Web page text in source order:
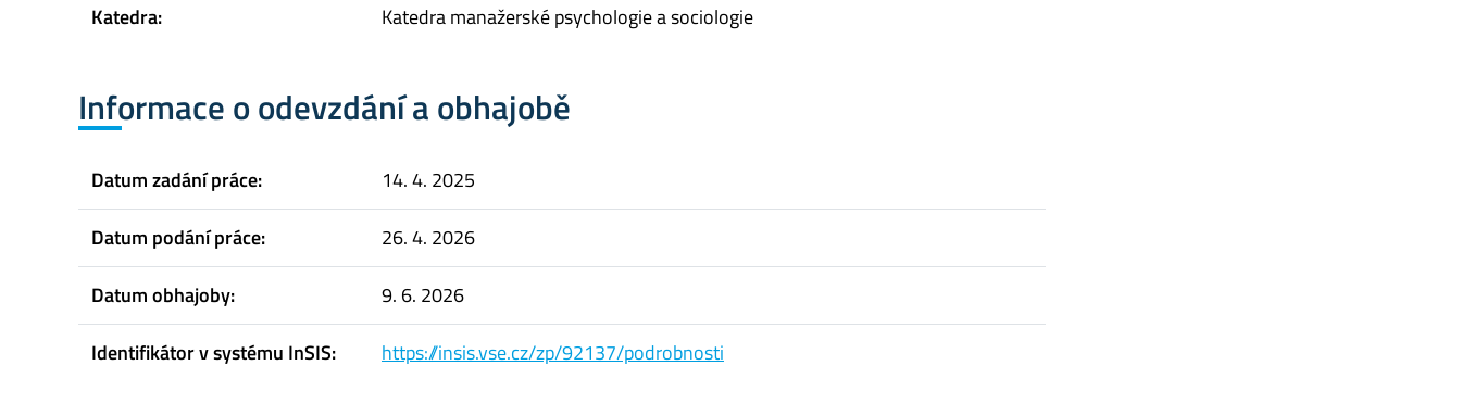
Katedra:
Katedra manažerské psychologie a sociologie
Informace o odevzdání a obhajobě
Datum zadání práce:
14. 4. 2025
Datum podání práce:
26. 4. 2026
Datum obhajoby:
9. 6. 2026
Identifikátor v systému InSIS:
https://insis.vse.cz/zp/92137/podrobnosti